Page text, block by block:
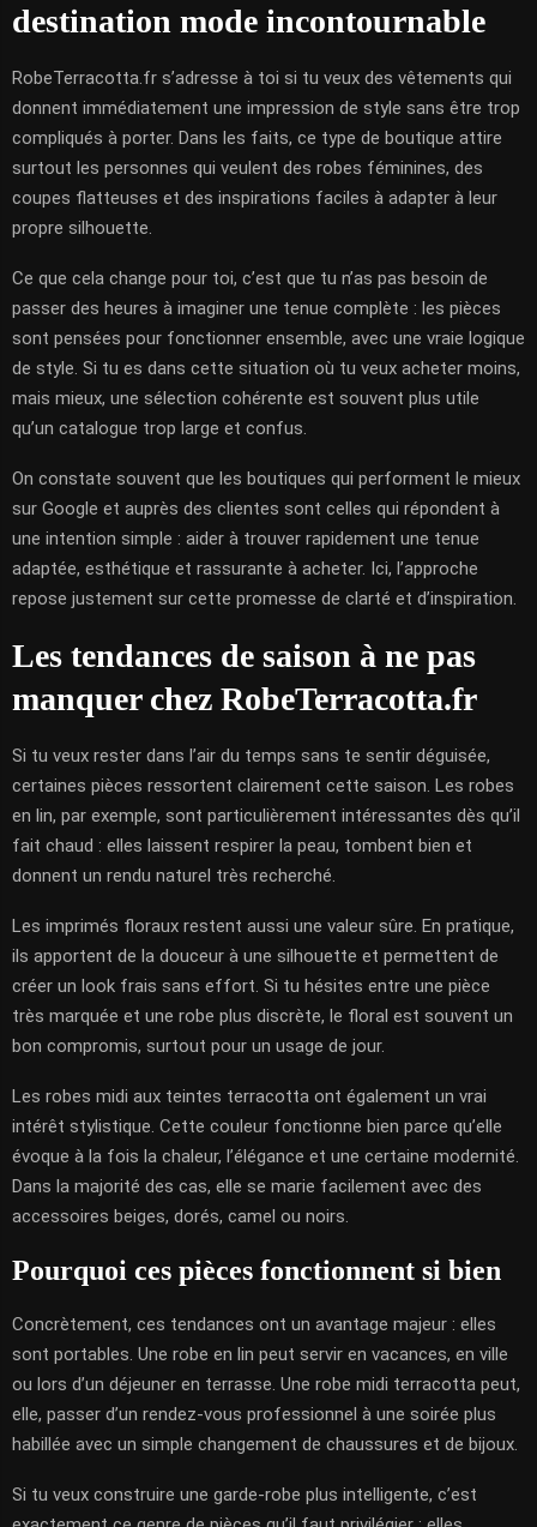
destination mode incontournable
RobeTerracotta.fr s’adresse à toi si tu veux des vêtements qui
donnent immédiatement une impression de style sans être trop
compliqués à porter. Dans les faits, ce type de boutique attire
surtout les personnes qui veulent des robes féminines, des
coupes flatteuses et des inspirations faciles à adapter à leur
propre silhouette.
Ce que cela change pour toi, c’est que tu n’as pas besoin de
passer des heures à imaginer une tenue complète : les pièces
sont pensées pour fonctionner ensemble, avec une vraie logique
de style. Si tu es dans cette situation où tu veux acheter moins,
mais mieux, une sélection cohérente est souvent plus utile
qu’un catalogue trop large et confus.
On constate souvent que les boutiques qui performent le mieux
sur Google et auprès des clientes sont celles qui répondent à
une intention simple : aider à trouver rapidement une tenue
adaptée, esthétique et rassurante à acheter. Ici, l’approche
repose justement sur cette promesse de clarté et d’inspiration.
Les tendances de saison à ne pas
manquer chez RobeTerracotta.fr
Si tu veux rester dans l’air du temps sans te sentir déguisée,
certaines pièces ressortent clairement cette saison. Les robes
en lin, par exemple, sont particulièrement intéressantes dès qu’il
fait chaud : elles laissent respirer la peau, tombent bien et
donnent un rendu naturel très recherché.
Les imprimés floraux restent aussi une valeur sûre. En pratique,
ils apportent de la douceur à une silhouette et permettent de
créer un look frais sans effort. Si tu hésites entre une pièce
très marquée et une robe plus discrète, le floral est souvent un
bon compromis, surtout pour un usage de jour.
Les robes midi aux teintes terracotta ont également un vrai
intérêt stylistique. Cette couleur fonctionne bien parce qu’elle
évoque à la fois la chaleur, l’élégance et une certaine modernité.
Dans la majorité des cas, elle se marie facilement avec des
accessoires beiges, dorés, camel ou noirs.
Pourquoi ces pièces fonctionnent si bien
Concrètement, ces tendances ont un avantage majeur : elles
sont portables. Une robe en lin peut servir en vacances, en ville
ou lors d’un déjeuner en terrasse. Une robe midi terracotta peut,
elle, passer d’un rendez-vous professionnel à une soirée plus
habillée avec un simple changement de chaussures et de bijoux.
Si tu veux construire une garde-robe plus intelligente, c’est